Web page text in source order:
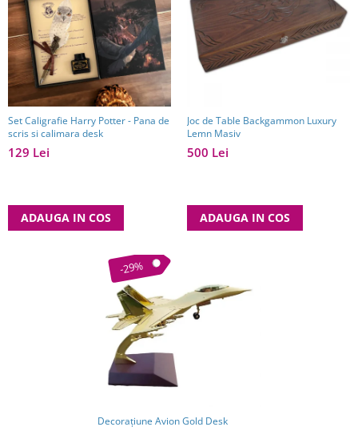
Set Caligrafie Harry Potter - Pana de
scris si calimara desk
129 Lei
ADAUGA IN COS
Joc de Table Backgammon Luxury
Lemn Masiv
500 Lei
ADAUGA IN COS
-29%
Decorațiune Avion Gold Desk